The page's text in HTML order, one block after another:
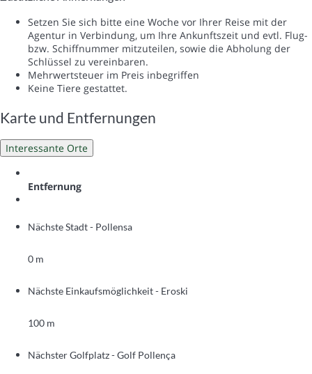
Setzen Sie sich bitte eine Woche vor Ihrer Reise mit der
Agentur in Verbindung, um Ihre Ankunftszeit und evtl. Flug-
bzw. Schiffnummer mitzuteilen, sowie die Abholung der
Schlüssel zu vereinbaren.
Mehrwertsteuer im Preis inbegriffen
Keine Tiere gestattet.
Karte und Entfernungen
Interessante Orte
Entfernung
Nächste Stadt - Pollensa
0 m
Nächste Einkaufsmöglichkeit - Eroski
100 m
Nächster Golfplatz - Golf Pollença